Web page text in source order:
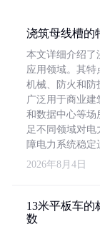
浇筑母线槽的
本文详细介绍了
应用领域。其特
机械、防火和防
广泛用于商业
和数据中心等场
足不同领域对电
障电力系统稳定
2026年8月4日
13米平板车的
数